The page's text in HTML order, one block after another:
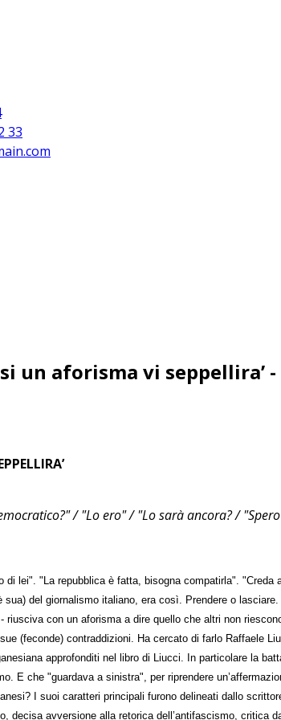
33
un aforisma vi seppellira’
/ "Lo ero" / "Lo sarà ancora? /
di lei". "La repubblica è fatta, bisogna compatirla".
sua) del giornalismo italiano, era così. Prendere o
riusciva con un aforisma a dire quello che altri non
(feconde) contraddizioni. Ha cercato di farlo Raffaele
approfonditi nel libro di Liucci. In particolare la
E che "guardava a sinistra", per riprendere
I suoi caratteri principali furono delineati dallo
decisa avversione alla retorica dell’antifascismo, critica